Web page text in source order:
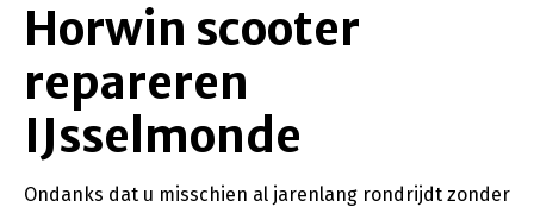
Horwin scooter
repareren
IJsselmonde
Ondanks dat u misschien al jarenlang rondrijdt zonder